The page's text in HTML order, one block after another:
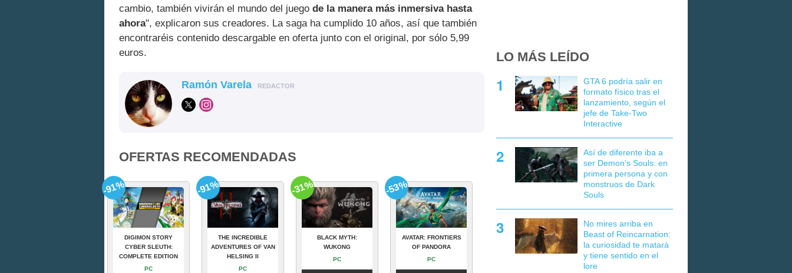
cambio, también vivirán el mundo del juego de la manera más inmersiva hasta
ahora", explicaron sus creadores. La saga ha cumplido 10 años, así que también
encontraréis contenido descargable en oferta junto con el original, por sólo 5,99
euros.
Ramón Varela REDACTOR
OFERTAS RECOMENDADAS
DIGIMON STORY
CYBER SLEUTH:
COMPLETE EDITION
PC
-91%
THE INCREDIBLE
ADVENTURES OF VAN
HELSING II
PC
-91%
BLACK MYTH:
WUKONG
PC
-31%
AVATAR: FRONTIERS
OF PANDORA
PC
-53%
LO MÁS LEÍDO
GTA 6 podría salir en
formato físico tras el
lanzamiento, según el
jefe de Take-Two
Interactive
Así de diferente iba a
ser Demon's Souls: en
primera persona y con
monstruos de Dark
Souls
No mires arriba en
Beast of Reincarnation:
la curiosidad te matará
y tiene sentido en el
lore